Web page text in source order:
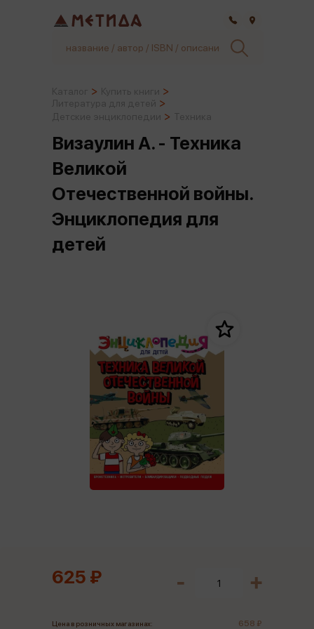
Визаулин А. - Техника
Великой
Отечественной войны.
Энциклопедия для
детей
625 ₽
Цена в розничных магазинах: 658 ₽